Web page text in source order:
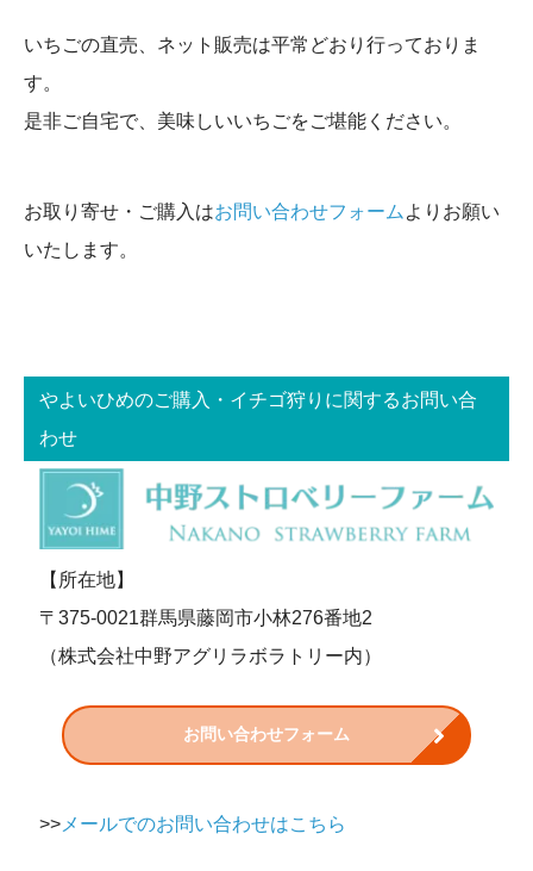
いちごの直売、ネット販売は平常どおり行っておりま
す。
是非ご自宅で、美味しいいちごをご堪能ください。
お取り寄せ・ご購入はお問い合わせフォームよりお願い
いたします。
やよいひめのご購入・イチゴ狩りに関するお問い合
わせ
【所在地】
〒375-0021群馬県藤岡市小林276番地2
（株式会社中野アグリラボラトリー内）
お問い合わせフォーム
>>メールでのお問い合わせはこちら